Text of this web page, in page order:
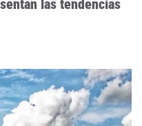
las tendencias